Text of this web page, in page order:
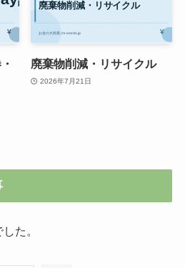
廃棄物削減・リサイクル
2026年7月21日
た。